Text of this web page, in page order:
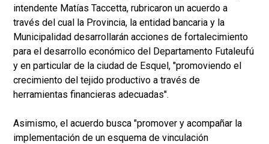
intendente Matías Taccetta, rubricaron un acuerdo a
través del cual la Provincia, la entidad bancaria y la
Municipalidad desarrollarán acciones de fortalecimiento
para el desarrollo económico del Departamento Futaleufú
y en particular de la ciudad de Esquel, "promoviendo el
crecimiento del tejido productivo a través de
herramientas financieras adecuadas".
Asimismo, el acuerdo busca "promover y acompañar la
implementación de un esquema de vinculación